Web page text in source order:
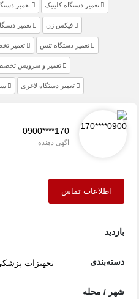
تعمیر دستگاه کلینیک تعمیر
فیکس زن تعمیر
تعمیر دستگاه تنس تعمیر
تعمیر و سرویس
تعمیر دستگاه لاغری
0900****170
آگهی دهنده
اطلاعات تماس
بازدید
دسته‌بندی تجهیزات
شهر / محله